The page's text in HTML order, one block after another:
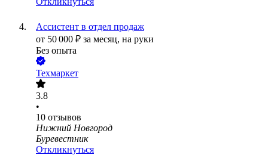
Ассистент в отдел продаж
от 50 000 ₽ за месяц, на руки
Без опыта
Техмаркет
3.8
•
10 отзывов
Нижний Новгород
Буревестник
Откликнуться